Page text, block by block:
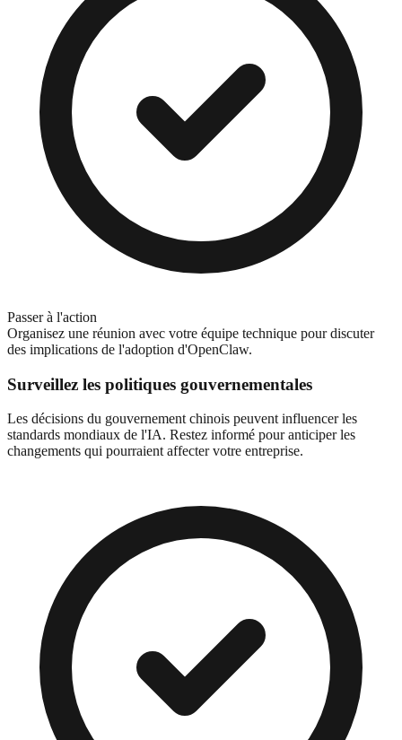
Passer à l'action
Organisez une réunion avec votre équipe technique pour discuter
des implications de l'adoption d'OpenClaw.
Surveillez les politiques gouvernementales
Les décisions du gouvernement chinois peuvent influencer les
standards mondiaux de l'IA. Restez informé pour anticiper les
changements qui pourraient affecter votre entreprise.